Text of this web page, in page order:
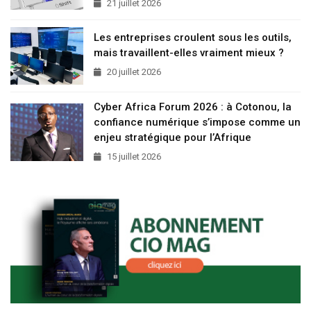
21 juillet 2026
Les entreprises croulent sous les outils,
mais travaillent-elles vraiment mieux ?
20 juillet 2026
Cyber Africa Forum 2026 : à Cotonou, la
confiance numérique s’impose comme un
enjeu stratégique pour l’Afrique
15 juillet 2026